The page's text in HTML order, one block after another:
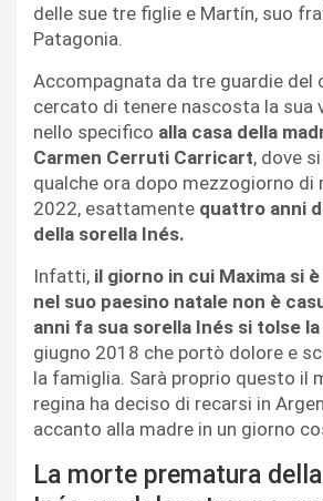
delle sue tre figlie e Martín, suo
Patagonia.
Accompagnata da tre guardie del
cercato di tenere nascosta la sua
nello specifico alla casa della
Carmen Cerruti Carricart, dove
qualche ora dopo mezzogiorno di
2022, esattamente quattro anni
della sorella Inés.
Infatti, il giorno in cui Maxima si
nel suo paesino natale non è
anni fa sua sorella Inés si tolse
giugno 2018 che portò dolore e
la famiglia. Sarà proprio questo il
regina ha deciso di recarsi in
accanto alla madre in un giorno
La morte prematura